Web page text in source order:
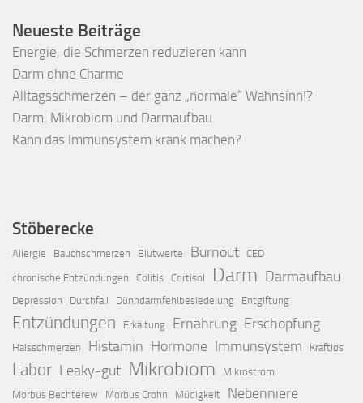
Neueste Beiträge
Energie, die Schmerzen reduzieren kann
Darm ohne Charme
Alltagsschmerzen – der ganz „normale“ Wahnsinn!?
Darm, Mikrobiom und Darmaufbau
Kann das Immunsystem krank machen?
Stöberecke
Allergie Bauchschmerzen Blutwerte Burnout
CED
chronische Entzündungen
Colitis Cortisol Darm Darmaufbau
Depression Durchfall Dünndarmfehlbesiedelung Entgiftung
Entzündungen Erkältung Ernährung Erschöpfung
Halsschmerzen Histamin Hormone Immunsystem Kraftlos
Labor Leaky-gut Mikrobiom
Mikrostrom
Morbus Bechterew
Morbus Crohn Müdigkeit Nebenniere